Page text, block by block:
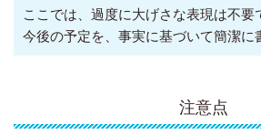
ここでは、過度に大げさな表現は不要
今後の予定を、事実に基づいて簡潔に
注意点